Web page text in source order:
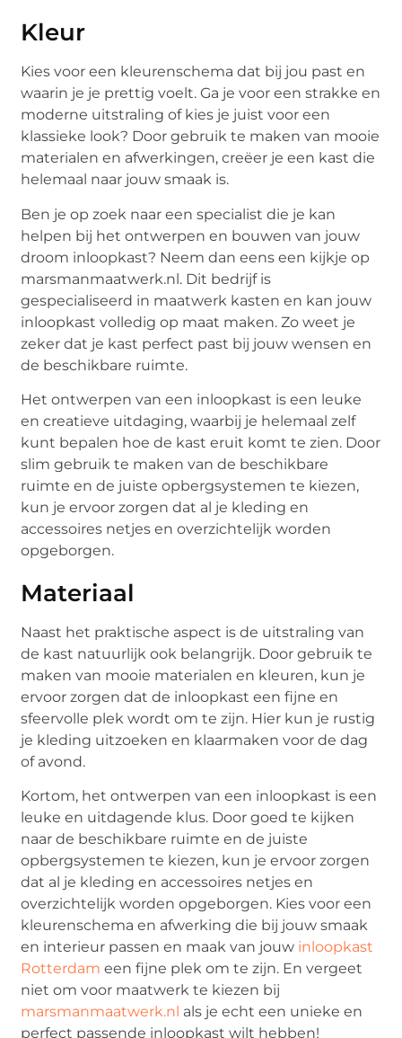
Kleur
Kies voor een kleurenschema dat bij jou past en
waarin je je prettig voelt. Ga je voor een strakke en
moderne uitstraling of kies je juist voor een
klassieke look? Door gebruik te maken van mooie
materialen en afwerkingen, creëer je een kast die
helemaal naar jouw smaak is.
Ben je op zoek naar een specialist die je kan
helpen bij het ontwerpen en bouwen van jouw
droom inloopkast? Neem dan eens een kijkje op
marsmanmaatwerk.nl. Dit bedrijf is
gespecialiseerd in maatwerk kasten en kan jouw
inloopkast volledig op maat maken. Zo weet je
zeker dat je kast perfect past bij jouw wensen en
de beschikbare ruimte.
Het ontwerpen van een inloopkast is een leuke
en creatieve uitdaging, waarbij je helemaal zelf
kunt bepalen hoe de kast eruit komt te zien. Door
slim gebruik te maken van de beschikbare
ruimte en de juiste opbergsystemen te kiezen,
kun je ervoor zorgen dat al je kleding en
accessoires netjes en overzichtelijk worden
opgeborgen.
Materiaal
Naast het praktische aspect is de uitstraling van
de kast natuurlijk ook belangrijk. Door gebruik te
maken van mooie materialen en kleuren, kun je
ervoor zorgen dat de inloopkast een fijne en
sfeervolle plek wordt om te zijn. Hier kun je rustig
je kleding uitzoeken en klaarmaken voor de dag
of avond.
Kortom, het ontwerpen van een inloopkast is een
leuke en uitdagende klus. Door goed te kijken
naar de beschikbare ruimte en de juiste
opbergsystemen te kiezen, kun je ervoor zorgen
dat al je kleding en accessoires netjes en
overzichtelijk worden opgeborgen. Kies voor een
kleurenschema en afwerking die bij jouw smaak
en interieur passen en maak van jouw inloopkast
Rotterdam een fijne plek om te zijn. En vergeet
niet om voor maatwerk te kiezen bij
marsmanmaatwerk.nl als je echt een unieke en
perfect passende inloopkast wilt hebben!